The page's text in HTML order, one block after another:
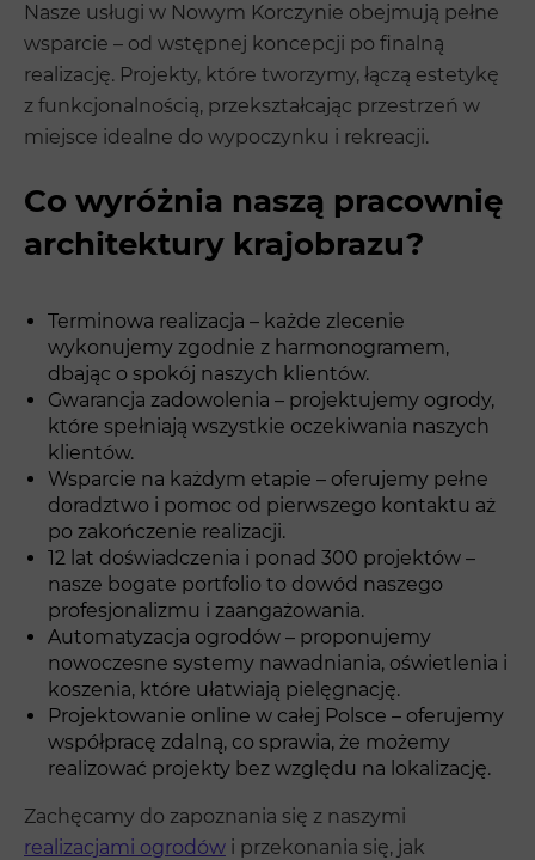
Nasze usługi w Nowym Korczynie obejmują pełne
wsparcie – od wstępnej koncepcji po finalną
realizację. Projekty, które tworzymy, łączą estetykę
z funkcjonalnością, przekształcając przestrzeń w
miejsce idealne do wypoczynku i rekreacji.
Co wyróżnia naszą pracownię
architektury krajobrazu?
Terminowa realizacja – każde zlecenie
wykonujemy zgodnie z harmonogramem,
dbając o spokój naszych klientów.
Gwarancja zadowolenia – projektujemy ogrody,
które spełniają wszystkie oczekiwania naszych
klientów.
Wsparcie na każdym etapie – oferujemy pełne
doradztwo i pomoc od pierwszego kontaktu aż
po zakończenie realizacji.
12 lat doświadczenia i ponad 300 projektów –
nasze bogate portfolio to dowód naszego
profesjonalizmu i zaangażowania.
Automatyzacja ogrodów – proponujemy
nowoczesne systemy nawadniania, oświetlenia i
koszenia, które ułatwiają pielęgnację.
Projektowanie online w całej Polsce – oferujemy
współpracę zdalną, co sprawia, że możemy
realizować projekty bez względu na lokalizację.
Zachęcamy do zapoznania się z naszymi
realizacjami ogrodów i przekonania się, jak